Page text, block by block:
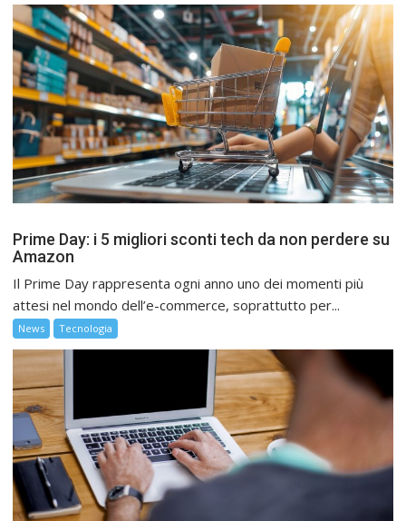
Prime Day: i 5 migliori sconti tech da non perdere su
Amazon
Il Prime Day rappresenta ogni anno uno dei momenti più
attesi nel mondo dell’e-commerce, soprattutto per...
News Tecnologia